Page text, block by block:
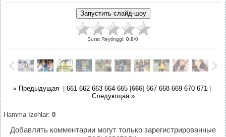
Surat Reytinggi: 0.0/0
« Предыдущая 661 662 663 664 665 [666] 667 668 669 670 671
Следующая »
Hamma Izohlar: 0
Добавлять комментарии могут только зарегистрированные